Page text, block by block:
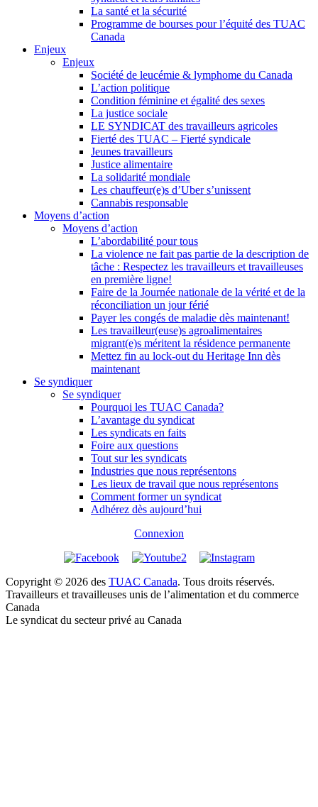
La santé et la sécurité
Programme de bourses pour l’équité des TUAC
Canada
Enjeux
Enjeux
Société de leucémie & lymphome du Canada
L’action politique
Condition féminine et égalité des sexes
La justice sociale
LE SYNDICAT des travailleurs agricoles
Fierté des TUAC – Fierté syndicale
Jeunes travailleurs
Justice alimentaire
La solidarité mondiale
Les chauffeur(e)s d’Uber s’unissent
Cannabis responsable
Moyens d’action
Moyens d’action
L’abordabilité pour tous
La violence ne fait pas partie de la description de
tâche : Respectez les travailleurs et travailleuses
en première ligne!
Faire de la Journée nationale de la vérité et de la
réconciliation un jour férié
Payer les congés de maladie dès maintenant!
Les travailleur(euse)s agroalimentaires
migrant(e)s méritent la résidence permanente
Mettez fin au lock-out du Heritage Inn dès
maintenant
Se syndiquer
Se syndiquer
Pourquoi les TUAC Canada?
L’avantage du syndicat
Les syndicats en faits
Foire aux questions
Tout sur les syndicats
Industries que nous représentons
Les lieux de travail que nous représentons
Comment former un syndicat
Adhérez dès aujourd’hui
Connexion
Copyright © 2026 des TUAC Canada. Tous droits réservés.
Travailleurs et travailleuses unis de l’alimentation et du commerce
Canada
Le syndicat du secteur privé au Canada